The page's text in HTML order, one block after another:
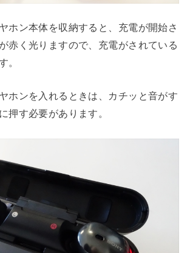
ホン本体を収納すると、充電が開始さ
赤く光りますので、充電がされている
。
ホンを入れるときは、カチッと音がす
押す必要があります。